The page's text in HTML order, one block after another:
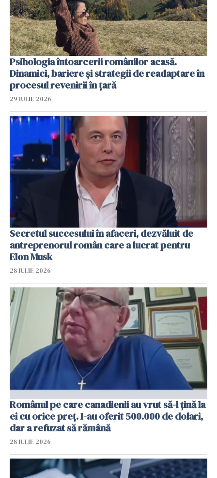
Psihologia întoarcerii românilor acasă.
Dinamici, bariere și strategii de readaptare în
procesul revenirii în țară
29 IULIE 2026
Secretul succesului în afaceri, dezvăluit de
antreprenorul român care a lucrat pentru
Elon Musk
28 IULIE 2026
Românul pe care canadienii au vrut să-l țină la
ei cu orice preț. I-au oferit 500.000 de dolari,
dar a refuzat să rămână
28 IULIE 2026